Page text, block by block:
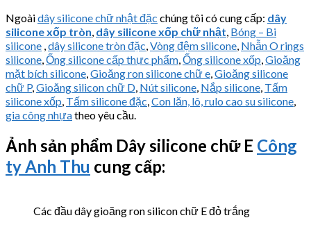
Ngoàidây silicone chữ nhật đặc chúng tôi có cung cấp: dây
silicone xốp tròn dây silicone xốp chữ nhật Bóng – Bi
silicone dây silicone tròn đặc Vòng đệm silicone Nhẫn O rings
silicone Ống silicone cấp thực phẩm Ống silicone xốp Gioăng
mặt bích silicone Gioăng ron silicone chữ e Gioăng silicone
chữ P, Gioăng silicon chữ D Nút silicone Nắp silicone Tấm
silicone xốp Tấm silicone đặc Con lăn, lô, rulo cao su silicone
gia công nhựatheo yêu cầu.
Ảnh sản phẩm Dây silicone chữ E Công
ty Anh Thu cung cấp:
Các đầu dây gioăng ron silicon chữ E đỏ trắng